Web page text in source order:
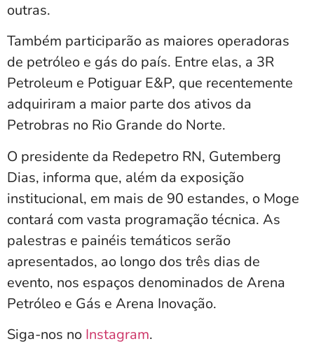
outras.
Também participarão as maiores operadoras
de petróleo e gás do país. Entre elas, a 3R
Petroleum e Potiguar E&P, que recentemente
adquiriram a maior parte dos ativos da
Petrobras no Rio Grande do Norte.
O presidente da Redepetro RN, Gutemberg
Dias, informa que, além da exposição
institucional, em mais de 90 estandes, o Moge
contará com vasta programação técnica. As
palestras e painéis temáticos serão
apresentados, ao longo dos três dias de
evento, nos espaços denominados de Arena
Petróleo e Gás e Arena Inovação.
Siga-nos no Instagram.